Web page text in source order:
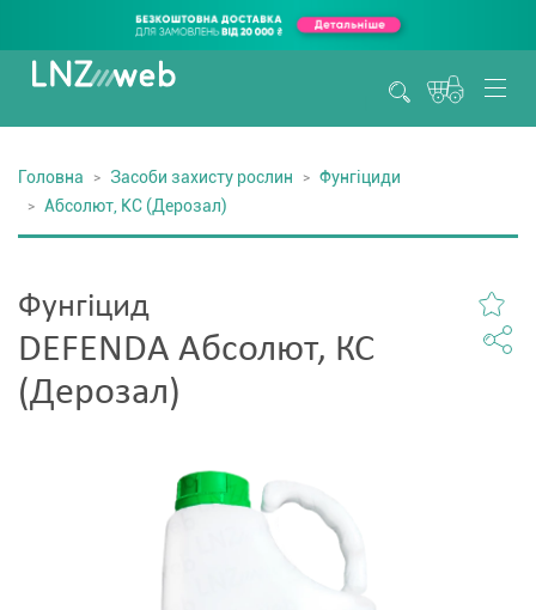
Головна Засоби захисту рослин
Фунгіциди
Абсолют, КС (Дерозал)
Фунгіцид
DEFENDA Абсолют, КС
(Дерозал)